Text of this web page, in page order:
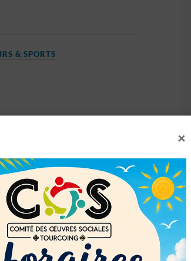
& SPORTS
SUIVANT
Kidzy
×